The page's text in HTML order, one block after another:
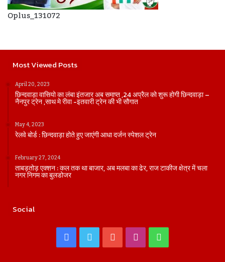
Oplus_131072
Most Viewed Posts
April 20, 2023
छिन्दवाड़ा वासियो का लंबा इंतजार अब समाप्त ,24 अप्रैल को शुरू होगी छिन्दवाड़ा –
नैनपुर ट्रेन ,साथ मे रीवा -इतवारी ट्रेन की भी सौगात
May 4, 2023
रेलवे बोर्ड : छिन्दवाड़ा होते हुए जाएंगी आधा दर्जन स्पेशल ट्रेन
February 27, 2024
ताबड़तोड़ एक्शन : कल तक था बाजार, अब मलबा का ढेर, राज टाकीज क्षेत्र में चला
नगर निगम का बुलडोजर
Social
Facebook
Twitter YouTubeInstagram